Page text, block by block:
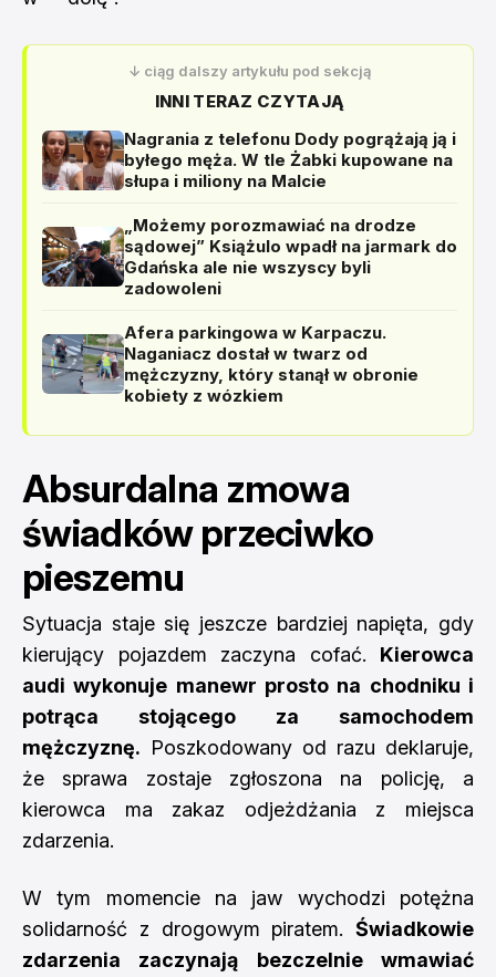
↓ ciąg dalszy artykułu pod sekcją
INNI TERAZ CZYTAJĄ
Nagrania z telefonu Dody pogrążają ją i
byłego męża. W tle Żabki kupowane na
słupa i miliony na Malcie
„Możemy porozmawiać na drodze
sądowej” Książulo wpadł na jarmark do
Gdańska ale nie wszyscy byli
zadowoleni
Afera parkingowa w Karpaczu.
Naganiacz dostał w twarz od
mężczyzny, który stanął w obronie
kobiety z wózkiem
Absurdalna zmowa
świadków przeciwko
pieszemu
Sytuacja staje się jeszcze bardziej napięta, gdy
kierujący pojazdem zaczyna cofać. Kierowca
audi wykonuje manewr prosto na chodniku i
potrąca stojącego za samochodem
mężczyznę. Poszkodowany od razu deklaruje,
że sprawa zostaje zgłoszona na policję, a
kierowca ma zakaz odjeżdżania z miejsca
zdarzenia.
W tym momencie na jaw wychodzi potężna
solidarność z drogowym piratem. Świadkowie
zdarzenia zaczynają bezczelnie wmawiać